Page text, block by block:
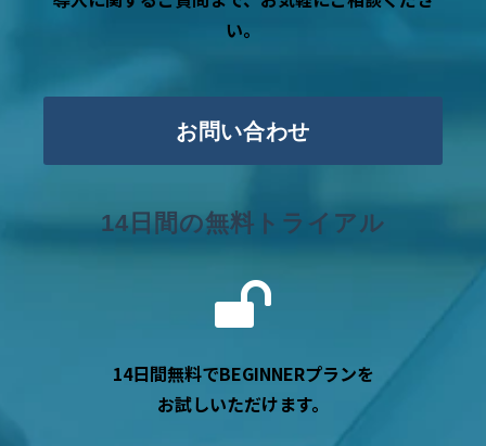
い。
お問い合わせ
14日間の無料トライアル
14日間無料でBEGINNERプランを
お試しいただけます。